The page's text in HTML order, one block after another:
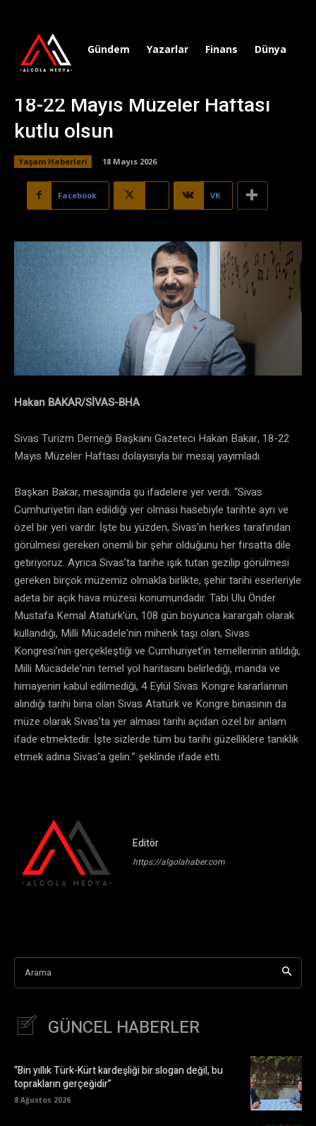
Gündem Yazarlar Finans Dünya
18-22 Mayıs Müzeler Haftası
kutlu olsun
Yaşam Haberleri 18 Mayıs 2026
Facebook VK
Hakan BAKAR/SİVAS-BHA
Sivas Turizm Derneği Başkanı Gazeteci Hakan Bakar, 18-22
Mayıs Müzeler Haftası dolayısıyla bir mesaj yayımladı.
Başkan Bakar, mesajında şu ifadelere yer verdi. “Sivas
Cumhuriyetin ilan edildiği yer olması hasebiyle tarihte ayrı ve
özel bir yeri vardır. İşte bu yüzden, Sivas’ın herkes tarafından
görülmesi gereken önemli bir şehir olduğunu her fırsatta dile
getiriyoruz. Ayrıca Sivas’ta tarihe ışık tutan gezilip görülmesi
gereken birçok müzemiz olmakla birlikte, şehir tarihi eserleriyle
adeta bir açık hava müzesi konumundadır. Tabi Ulu Önder
Mustafa Kemal Atatürk’ün, 108 gün boyunca karargah olarak
kullandığı, Milli Mücadele’nin mihenk taşı olan, Sivas
Kongresi’nin gerçekleştiği ve Cumhuriyet’in temellerinin atıldığı,
Milli Mücadele’nin temel yol haritasını belirlediği, manda ve
himayenin kabul edilmediği, 4 Eylül Sivas Kongre kararlarının
alındığı tarihi bina olan Sivas Atatürk ve Kongre binasının da
müze olarak Sivas’ta yer alması tarihi açıdan özel bir anlam
ifade etmektedir. İşte sizlerde tüm bu tarihi güzelliklere tanıklık
etmek adına Sivas’a gelin.” şeklinde ifade etti.
Editör
https://algolahaber.com
Arama
GÜNCEL HABERLER
“Bin yıllık Türk-Kürt kardeşliği bir slogan değil, bu
toprakların gerçeğidir”
8 Ağustos 2026